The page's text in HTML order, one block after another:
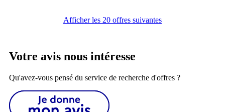
Afficher les 20 offres suivantes
Votre avis nous intéresse
Qu'avez-vous pensé du service de recherche d'offres ?